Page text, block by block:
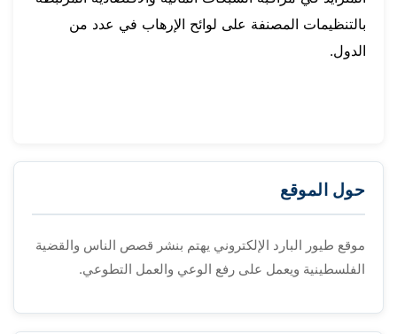
بالتنظيمات المصنفة على لوائح الإرهاب في عدد من
الدول.
حول الموقع
موقع طيور البارد الإلكتروني يهتم بنشر قصص الناس والقضية
الفلسطينية ويعمل على رفع الوعي والعمل التطوعي.